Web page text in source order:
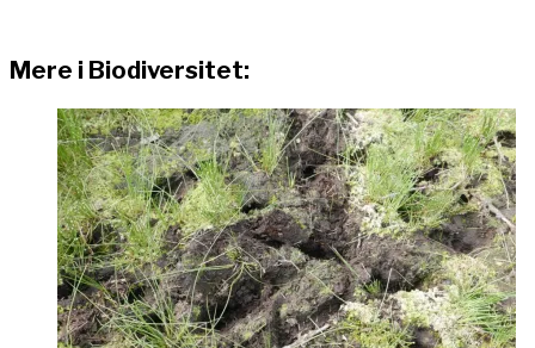
Mere i Biodiversitet: